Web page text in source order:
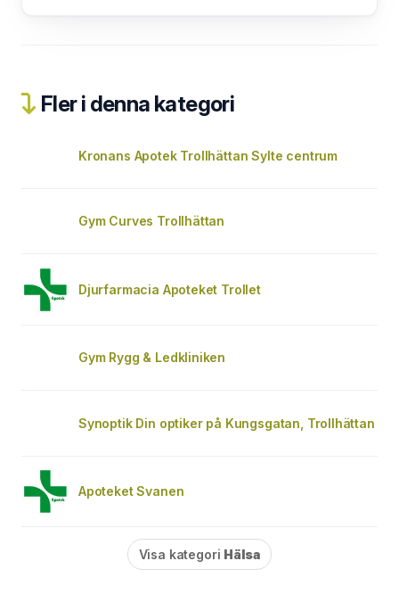
Fler i denna kategori
Kronans Apotek Trollhättan Sylte centrum
Gym Curves Trollhättan
Djurfarmacia Apoteket Trollet
Gym Rygg & Ledkliniken
Synoptik Din optiker på Kungsgatan, Trollhättan
Apoteket Svanen
Visa kategori Hälsa